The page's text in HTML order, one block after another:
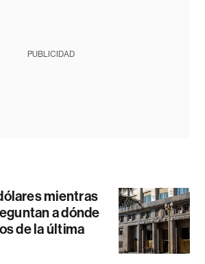
PUBLICIDAD
mientras
a dónde
de la última